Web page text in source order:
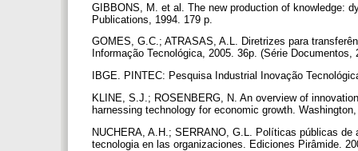
GIBBONS, M. et al. The new production of knowledge:
Publications, 1994. 179 p.
GOMES, G.C.; ATRASAS, A.L. Diretrizes para
Informação Tecnológica, 2005. 36p. (Série Documentos,
IBGE. PINTEC: Pesquisa Industrial Inovação
KLINE, S.J.; ROSENBERG, N. An overview of
harnessing technology for economic growth.
NUCHERA, A.H.; SERRANO, G.L. Políticas públicas
tecnologia en las organizaciones. Ediciones Pirâmide.